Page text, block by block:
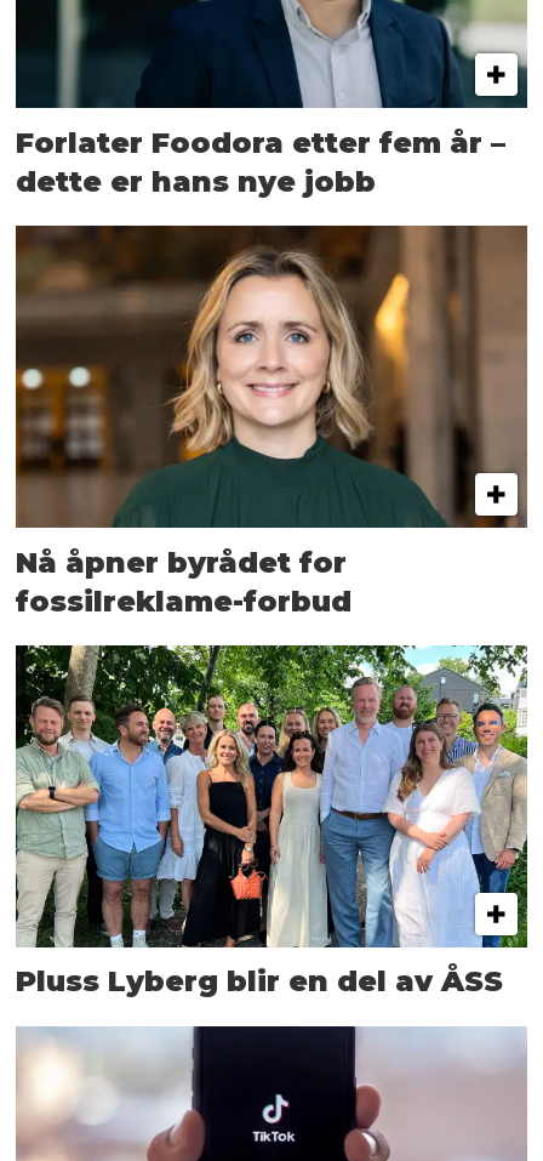
Forlater Foodora etter fem år –
dette er hans nye jobb
Nå åpner byrådet for
fossilreklame-forbud
Pluss Lyberg blir en del av ÅSS